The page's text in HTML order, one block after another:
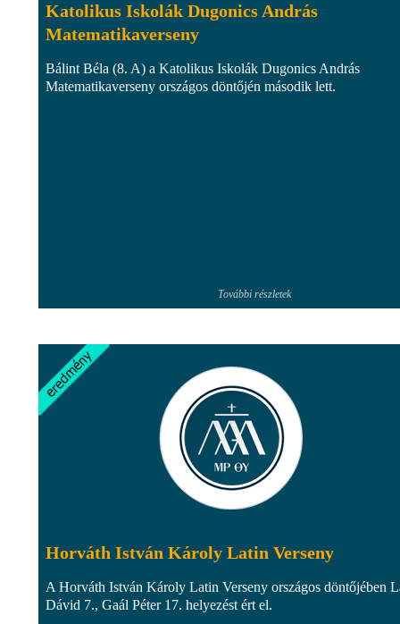
Katolikus Iskolák Dugonics András
Matematikaverseny
Bálint Béla (8. A) a Katolikus Iskolák Dugonics András
Matematikaverseny országos döntőjén második lett.
További részletek
Horváth István Károly Latin Verseny
A Horváth István Károly Latin Verseny országos döntőjében
Dávid 7., Gaál Péter 17. helyezést ért el.